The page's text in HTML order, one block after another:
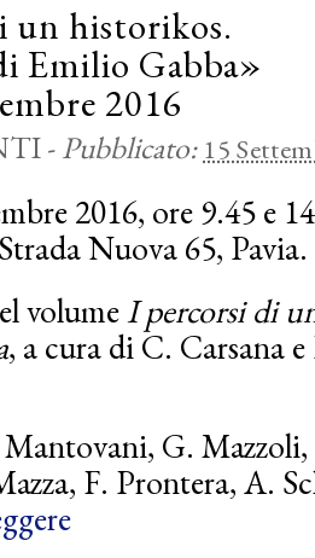
un historikos.
Emilio Gabba»
2016
-Pubblicato: 15
2016, ore 9.45 e
Nuova 65, Pavia.
volumeI percorsi di
, a cura di C. Carsana
G.
F. Prontera, A.